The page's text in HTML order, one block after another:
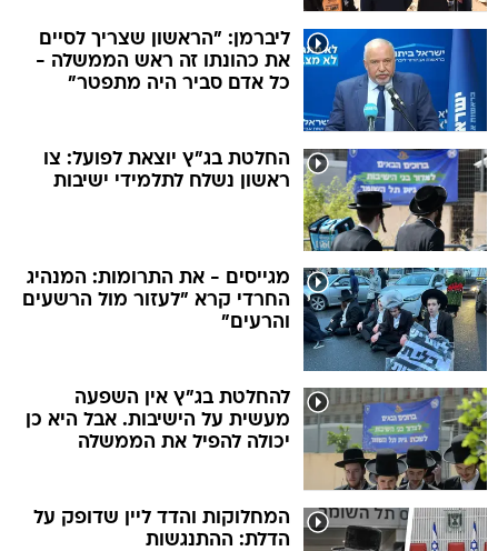
ליברמן: "הראשון שצריך לסיים
את כהונתו זה ראש הממשלה -
כל אדם סביר היה מתפטר"
החלטת בג"ץ יוצאת לפועל: צו
ראשון נשלח לתלמידי ישיבות
מגייסים - את התרומות: המנהיג
החרדי קרא "לעזור מול הרשעים
והרעים"
להחלטת בג"ץ אין השפעה
מעשית על הישיבות. אבל היא כן
יכולה להפיל את הממשלה
המחלוקות והדד ליין שדופק על
הדלת: ההתנגשות